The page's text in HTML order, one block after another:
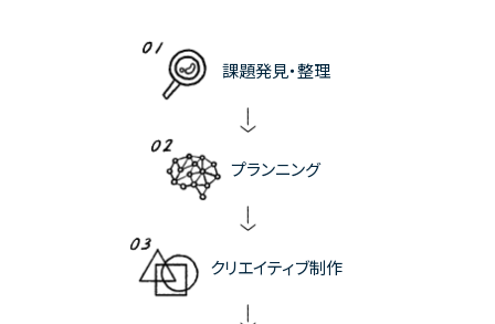
課題発見・整理
プランニング
クリエイティブ制作